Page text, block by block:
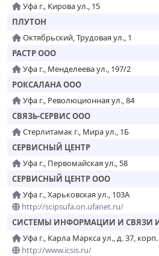
Уфа г., Кирова ул., 15
ПЛУТОН
Октябрьский, Трудовая ул., 1
РАСТР ООО
Уфа г., Менделеева ул., 197/2
РОКСАЛАНА ООО
Уфа г., Революционная ул., 84
СВЯЗЬ-СЕРВИС ООО
Стерлитамак г., Мира ул., 1Б
СЕРВИСНЫЙ ЦЕНТР
Уфа г., Первомайская ул., 58
СЕРВИСНЫЙ ЦЕНТР ООО
Уфа г., Харьковская ул., 103А
http://scipsufa.on.ufanet.ru/
СИСТЕМЫ ИНФОРМАЦИИ И СВЯЗИ
Уфа г., Карла Маркса ул., д. 37, корп.
http://www.icsis.ru/